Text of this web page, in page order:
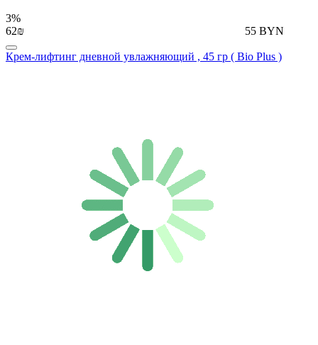
3%
62₪
55 BYN
Крем-лифтинг дневной увлажняющий , 45 гр ( Bio Plus )